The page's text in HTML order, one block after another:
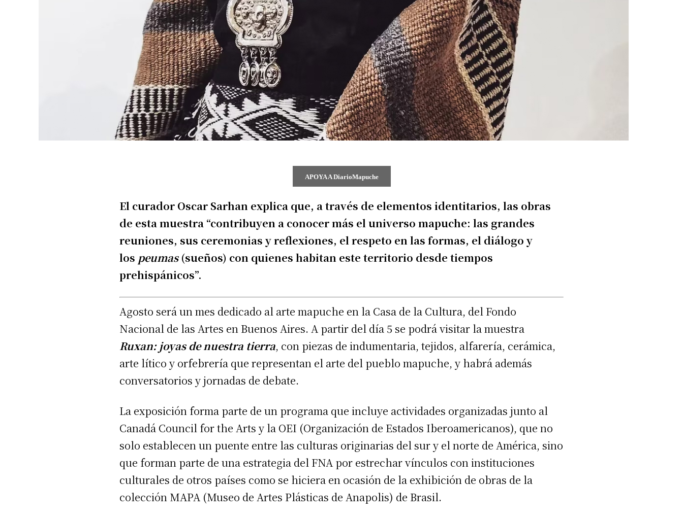
APOYA A DiarioMapuche
El curador Oscar Sarhan explica que, a través de elementos identitarios, las obras
de esta muestra “contribuyen a conocer más el universo mapuche: las grandes
reuniones, sus ceremonias y reflexiones, el respeto en las formas, el diálogo y
los peumas (sueños) con quienes habitan este territorio desde tiempos
prehispánicos”.
Agosto será un mes dedicado al arte mapuche en la Casa de la Cultura, del Fondo
Nacional de las Artes en Buenos Aires. A partir del día 5 se podrá visitar la muestra
Ruxan: joyas de nuestra tierra, con piezas de indumentaria, tejidos, alfarería, cerámica,
arte lítico y orfebrería que representan el arte del pueblo mapuche, y habrá además
conversatorios y jornadas de debate.
La exposición forma parte de un programa que incluye actividades organizadas junto al
Canadá Council for the Arts y la OEI (Organización de Estados Iberoamericanos), que no
solo establecen un puente entre las culturas originarias del sur y el norte de América, sino
que forman parte de una estrategia del FNA por estrechar vínculos con instituciones
culturales de otros países como se hiciera en ocasión de la exhibición de obras de la
colección MAPA (Museo de Artes Plásticas de Anapolis) de Brasil.